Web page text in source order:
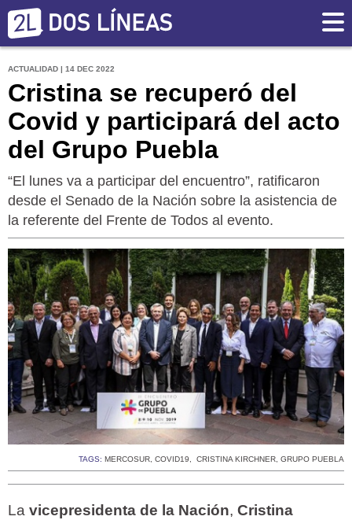
ACTUALIDAD | 14 DEC 2022
Cristina se recuperó del
Covid y participará del acto
del Grupo Puebla
“El lunes va a participar del encuentro”, ratificaron
desde el Senado de la Nación sobre la asistencia de
la referente del Frente de Todos al evento.
TAGS: MERCOSUR, COVID19, CRISTINA KIRCHNER, GRUPO PUEBLA
La vicepresidenta de la Nación, Cristina